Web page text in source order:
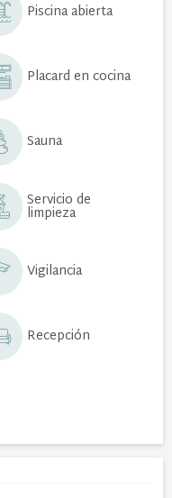
Piscina abierta
Placard en cocina
Sauna
Servicio de
limpieza
Vigilancia
Recepción